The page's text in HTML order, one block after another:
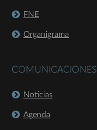
FNE
Organigrama
COMUNICACIONES
Noticias
Agenda